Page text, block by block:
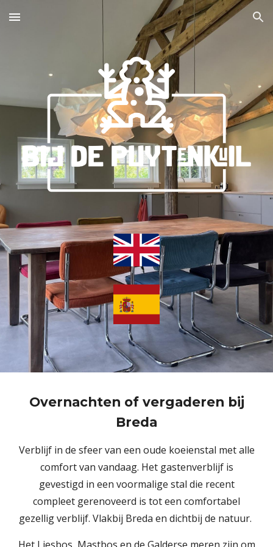
Skip to main content Skip to navigation
Overnachten of vergaderen bij
Breda
Verblijf in de sfeer van een oude koeienstal met alle
comfort van vandaag. Het gastenverblijf is
gevestigd in een voormalige stal die recent
compleet gerenoveerd is tot een comfortabel
gezellig verblijf. Vlakbij Breda en dichtbij de natuur.